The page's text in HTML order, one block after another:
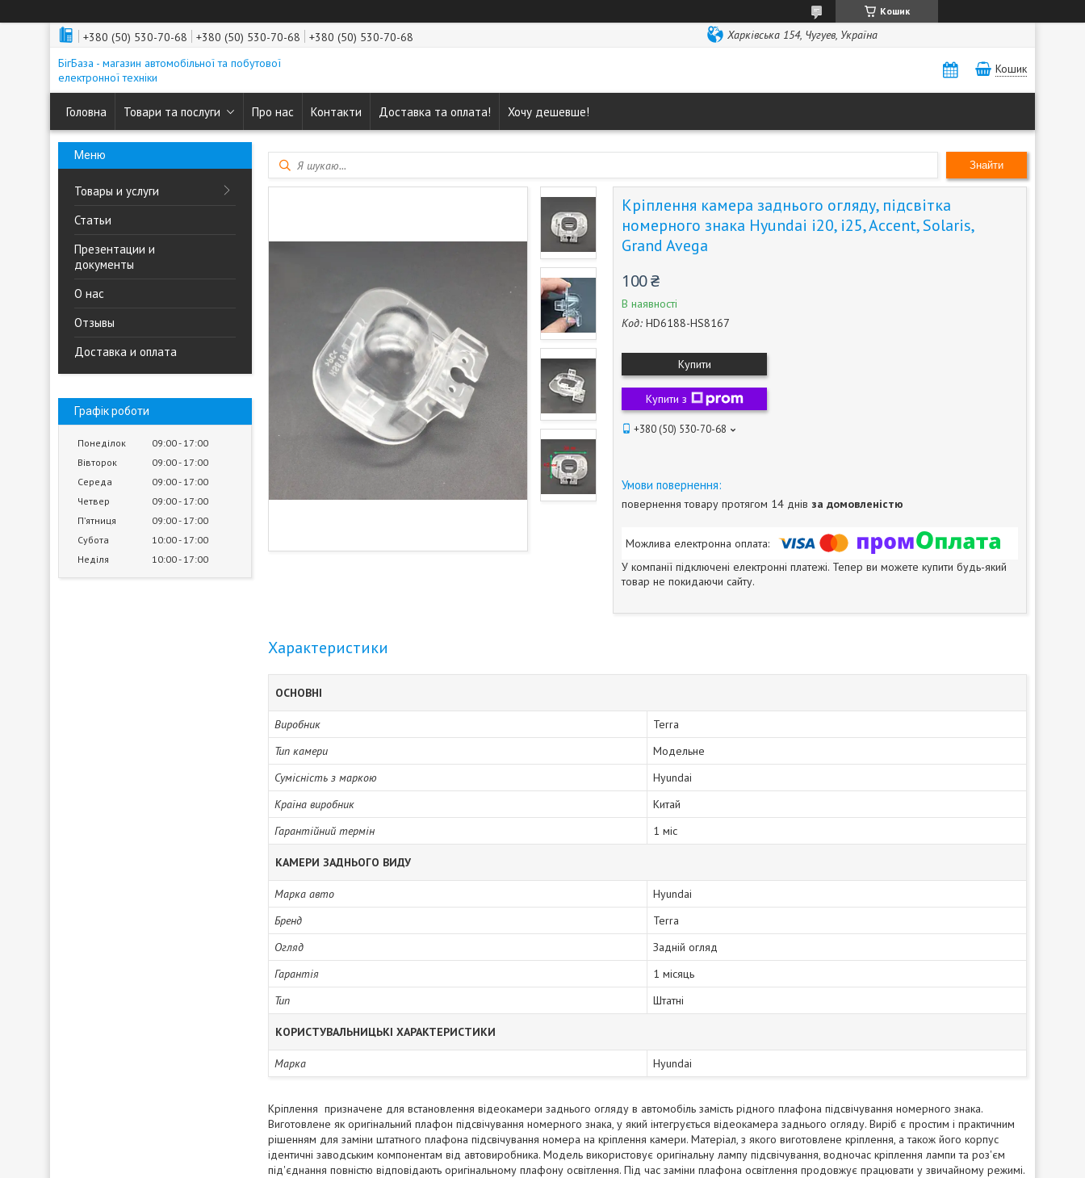
Кошик
+380 (50) 530-70-68 +380 (50) 530-70-68 +380 (50) 530-70-68
Харківська 154, Чугуев, Україна
БігБаза - магазин автомобільної та побутової
електронної техніки
Кошик
Головна Товари та послуги Про нас Контакти Доставка та оплата! Хочу дешевше!
Товары и услуги
Статьи
Презентации и
документы
О нас
Отзывы
Доставка и оплата
Графік роботи
Понеділок 09:00 17:00
Вівторок
09:00 17:00
Середа
09:00 17:00
Четвер
09:00 17:00
Пʼятниця
09:00 17:00
Субота
10:00 17:00
Неділя
10:00 17:00
Знайти
Кріплення камера заднього огляду, підсвітка
номерного знака Hyundai i20, i25, Accent, Solaris,
Grand Avega
100 ₴
В наявності
Код: HD6188-HS8167
Купити
Купити з
+380 (50) 530-70-68
повернення товару протягом 14 днів за домовленістю
У компанії підключені електронні платежі. Тепер ви можете купити будь-який
товар не покидаючи сайту.
Характеристики
ОСНОВНІ
Виробник
Terra
Тип камери
Модельне
Сумісність з маркою
Hyundai
Країна виробник
Китай
Гарантійний термін
1 міс
КАМЕРИ ЗАДНЬОГО ВИДУ
Марка авто
Hyundai
Бренд
Terra
Огляд
Задній огляд
Гарантія
1 місяць
Тип
Штатні
КОРИСТУВАЛЬНИЦЬКІ ХАРАКТЕРИСТИКИ
Марка Hyundai
Кріплення призначене для встановлення відеокамери заднього огляду в автомобіль замість рідного плафона підсвічування номерного знака.
Виготовлене як оригінальний плафон підсвічування номерного знака, у який інтегрується відеокамера заднього огляду. Виріб є простим і практичним
рішенням для заміни штатного плафона підсвічування номера на кріплення камери. Матеріал, з якого виготовлене кріплення, а також його корпус
ідентичні заводським компонентам від автовиробника. Модель використовує оригінальну лампу підсвічування, водночас кріплення лампи та роз'єм
під'єднання повністю відповідають оригінальному плафону освітлення. Під час заміни плафона освітлення продовжує працювати у звичайному режимі.